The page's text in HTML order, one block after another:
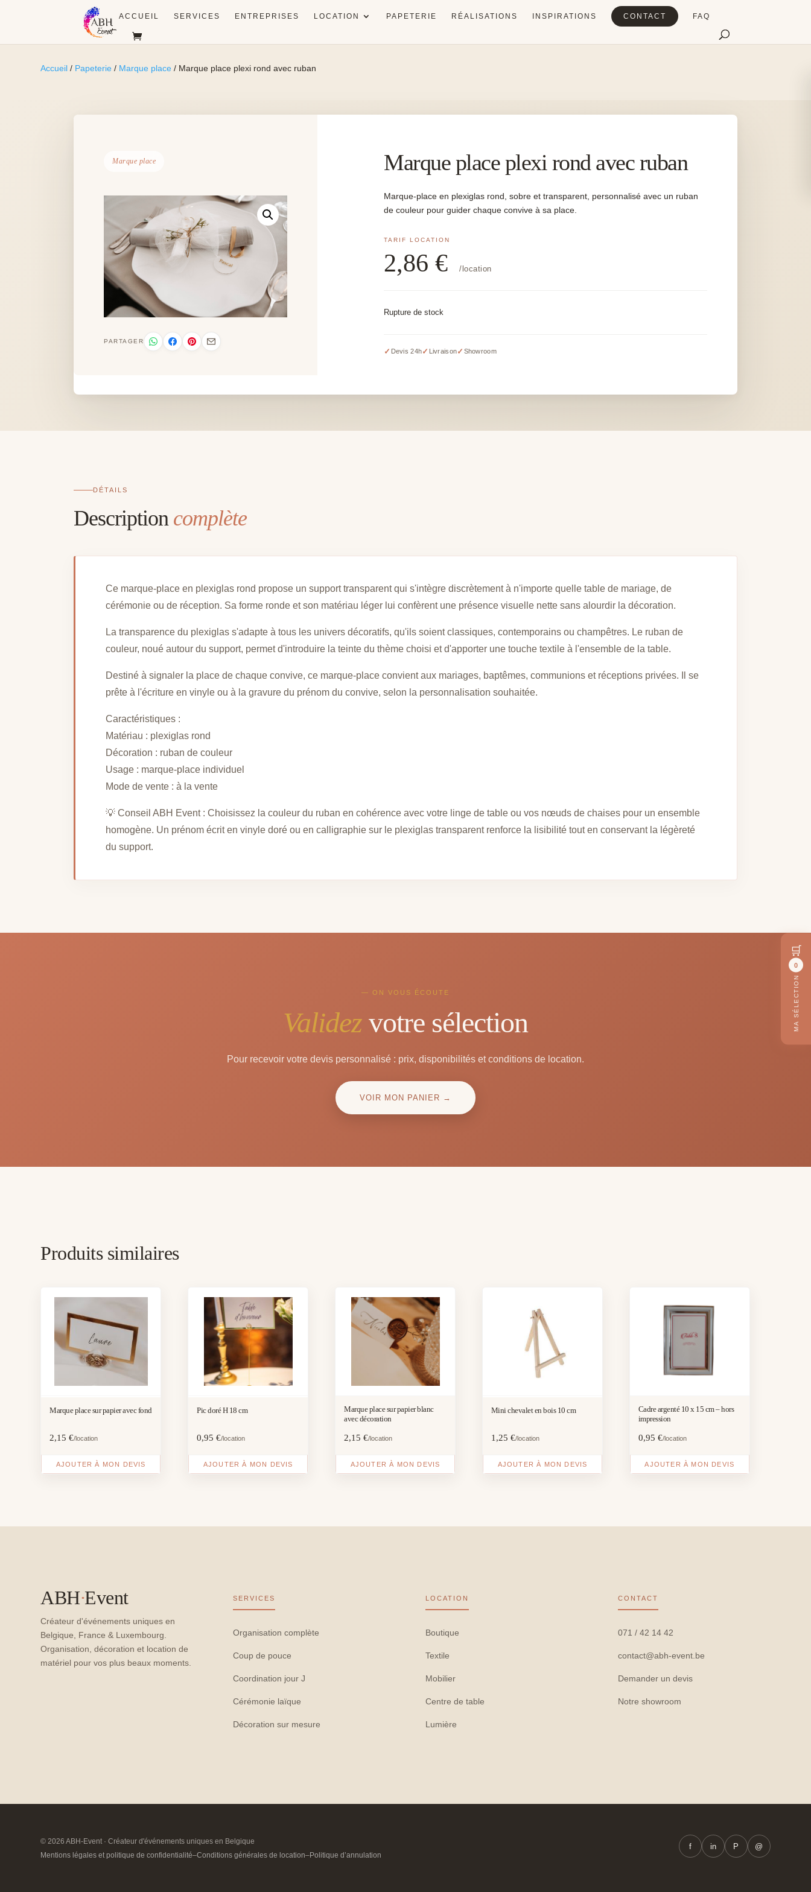
ACCUEIL SERVICES ENTREPRISES LOCATION PAPETERIE RÉALISATIONS INSPIRATIONS CONTACT FAQ
Accueil / Papeterie / Marque place / Marque place plexi rond avec ruban
Marque place
PARTAGER
Marque place plexi rond avec ruban
Marque-place en plexiglas rond, sobre et transparent, personnalisé avec un ruban
de couleur pour guider chaque convive à sa place.
2,86€ /location
Rupture de stock
✓ Devis 24h✓ Livraison✓ Showroom
DÉTAILS
Description complète
Ce marque-place en plexiglas rond propose un support transparent qui s'intègre discrètement à n'importe quelle table de mariage, de
cérémonie ou de réception. Sa forme ronde et son matériau léger lui confèrent une présence visuelle nette sans alourdir la décoration.
La transparence du plexiglas s'adapte à tous les univers décoratifs, qu'ils soient classiques, contemporains ou champêtres. Le ruban de
couleur, noué autour du support, permet d'introduire la teinte du thème choisi et d'apporter une touche textile à l'ensemble de la table.
Destiné à signaler la place de chaque convive, ce marque-place convient aux mariages, baptêmes, communions et réceptions privées. Il se
prête à l'écriture en vinyle ou à la gravure du prénom du convive, selon la personnalisation souhaitée.
Caractéristiques :
Matériau : plexiglas rond
Décoration : ruban de couleur
Usage : marque-place individuel
Mode de vente : à la vente
💡 Conseil ABH Event : Choisissez la couleur du ruban en cohérence avec votre linge de table ou vos nœuds de chaises pour un ensemble
homogène. Un prénom écrit en vinyle doré ou en calligraphie sur le plexiglas transparent renforce la lisibilité tout en conservant la légèreté
du support.
— ON VOUS ÉCOUTE
Validez votre sélection
Pour recevoir votre devis personnalisé : prix, disponibilités et conditions de location.
VOIR MON PANIER →
Produits similaires
Marque place sur papier avec fond
2,15€/location
AJOUTER À MON DEVIS
Pic doré H 18 cm
0,95€/location
AJOUTER À MON DEVIS
Marque place sur papier blanc
avec décoration
2,15€/location
AJOUTER À MON DEVIS
Mini chevalet en bois 10 cm
1,25 €/location
AJOUTER À MON DEVIS
Cadre argenté 10 x 15 cm – hors
impression
0,95 €/location
AJOUTER À MON DEVIS
ABH·Event
Créateur d'événements uniques en
Belgique, France & Luxembourg.
Organisation, décoration et location de
matériel pour vos plus beaux moments.
SERVICES
Organisation complète
Coup de pouce
Coordination jour J
Cérémonie laïque
Décoration sur mesure
LOCATION
Boutique
Textile
Mobilier
Centre de table
Lumière
CONTACT
071 / 42 14 42
contact@abh-event.be
Demander un devis
Notre showroom
© 2026 ABH-Event · Créateur d'événements uniques en Belgique
Mentions légales et politique de confidentialité–Conditions générales de location–Politique d’annulation
f in P @
🛒
0
MA SÉLECTION